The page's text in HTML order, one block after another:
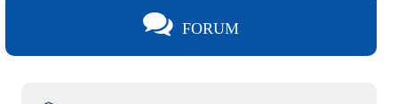
FORUM